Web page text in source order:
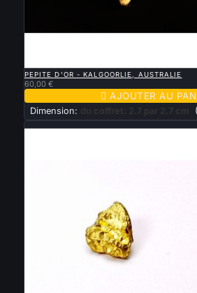
PEPITE D'OR - KALGOORLIE, AUSTRALIE
60,00 €
 AJOUTER AU
Dimension: du coffret: 2.7 par 2.7 cm
Nouveau